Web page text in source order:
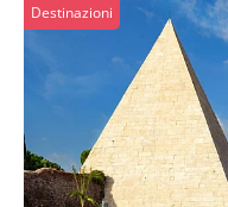
Destinazioni